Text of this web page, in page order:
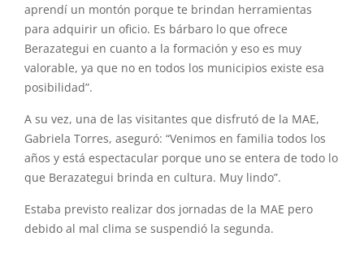
aprendí un montón porque te brindan herramientas
para adquirir un oficio. Es bárbaro lo que ofrece
Berazategui en cuanto a la formación y eso es muy
valorable, ya que no en todos los municipios existe esa
posibilidad”.
A su vez, una de las visitantes que disfrutó de la MAE,
Gabriela Torres, aseguró: “Venimos en familia todos los
años y está espectacular porque uno se entera de todo lo
que Berazategui brinda en cultura. Muy lindo”.
Estaba previsto realizar dos jornadas de la MAE pero
debido al mal clima se suspendió la segunda.